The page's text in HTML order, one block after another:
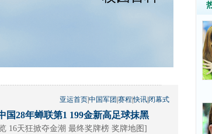
亚运首页|中国军团 赛程|快讯|闭幕式
国28年蝉联第1 199金新高足球抹黑
16天狂掀夺金潮 最终奖牌榜 奖牌地图 ]